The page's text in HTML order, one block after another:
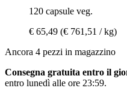
120 capsule veg.
€ 65,49 (€ 761,51 / kg)
Ancora 4 pezzi in magazzino
Consegna gratuita entro il
entro lunedì alle ore 23:59.